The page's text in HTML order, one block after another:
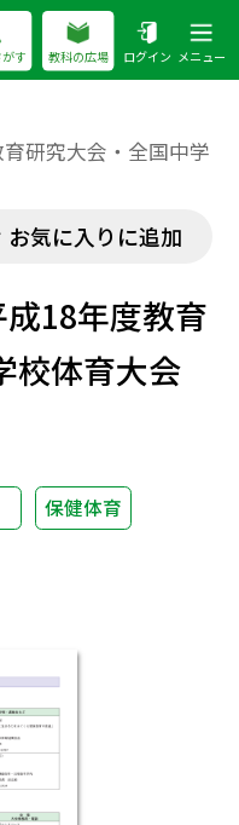
す 教科の広場 ログイン メニュー
研究大会・全国中学
お気に入りに追加
18年度教育
校体育大会
保健体育